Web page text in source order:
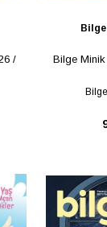
/
Bilge